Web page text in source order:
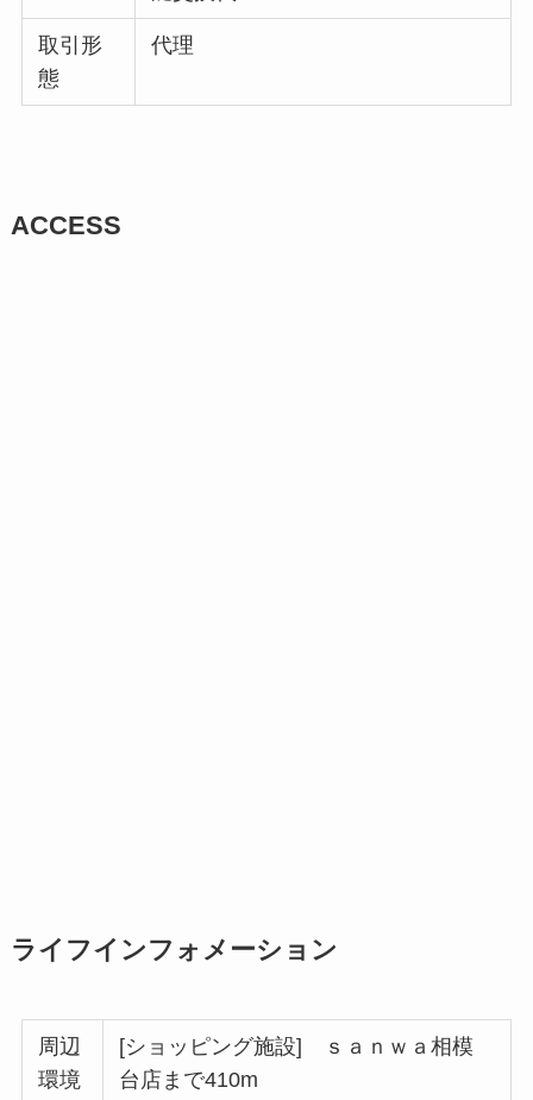
取引形
態
代理
ACCESS
ライフインフォメーション
周辺
環境
[ショッピング施設] ｓａｎｗａ相模
台店まで410m